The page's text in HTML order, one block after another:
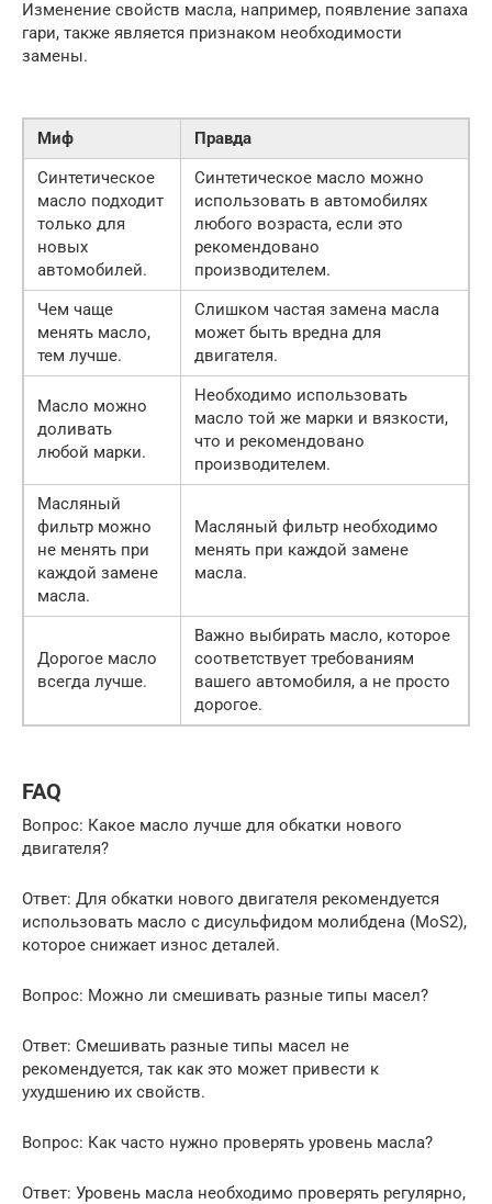
Изменение свойств масла, например, появление запаха
гари, также является признаком необходимости
замены.
Миф
Правда
Синтетическое
масло подходит
только для
новых
автомобилей.
Синтетическое масло можно
использовать в автомобилях
любого возраста, если это
рекомендовано
производителем.
Чем чаще
менять масло,
тем лучше.
Слишком частая замена масла
может быть вредна для
двигателя.
Масло можно
доливать
любой марки.
Необходимо использовать
масло той же марки и вязкости,
что и рекомендовано
производителем.
Масляный
фильтр можно
не менять при
каждой замене
масла.
Масляный фильтр необходимо
менять при каждой замене
масла.
Дорогое масло
всегда лучше.
Важно выбирать масло, которое
соответствует требованиям
вашего автомобиля, а не просто
дорогое.
FAQ
Вопрос: Какое масло лучше для обкатки нового
двигателя?
Ответ: Для обкатки нового двигателя рекомендуется
использовать масло с дисульфидом молибдена (MoS2),
которое снижает износ деталей.
Вопрос: Можно ли смешивать разные типы масел?
Ответ: Смешивать разные типы масел не
рекомендуется, так как это может привести к
ухудшению их свойств.
Вопрос: Как часто нужно проверять уровень масла?
Ответ: Уровень масла необходимо проверять регулярно,